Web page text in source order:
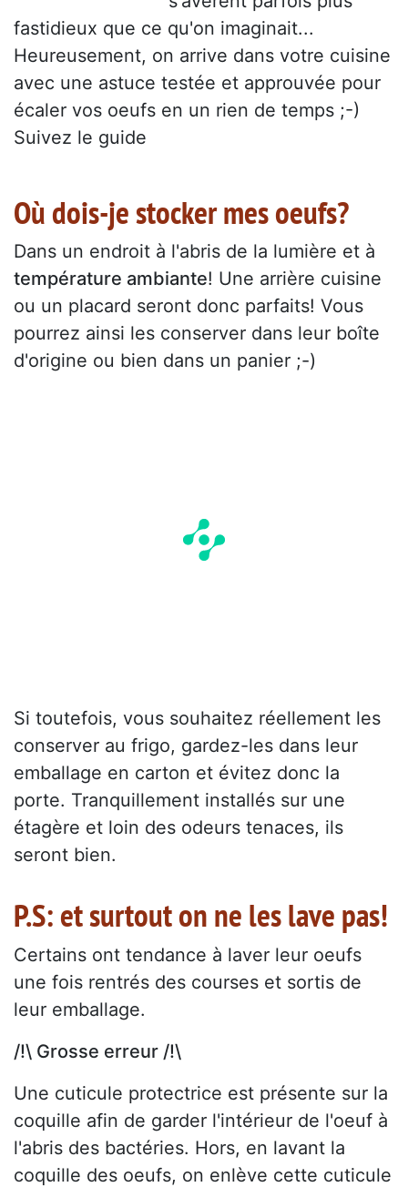
fastidieux que ce qu'on imaginait...
Heureusement, on arrive dans votre cuisine
avec une astuce testée et approuvée pour
écaler vos oeufs en un rien de temps ;-)
Suivez le guide
Où dois-je stocker mes oeufs?
Dans un endroit à l'abris de la lumière et à
température ambiante! Une arrière cuisine
ou un placard seront donc parfaits! Vous
pourrez ainsi les conserver dans leur boîte
d'origine ou bien dans un panier ;-)
Si toutefois, vous souhaitez réellement les
conserver au frigo, gardez-les dans leur
emballage en carton et évitez donc la
porte. Tranquillement installés sur une
étagère et loin des odeurs tenaces, ils
seront bien.
P.S: et surtout on ne les lave pas!
Certains ont tendance à laver leur oeufs
une fois rentrés des courses et sortis de
leur emballage.
/!\ Grosse erreur /!\
Une cuticule protectrice est présente sur la
coquille afin de garder l'intérieur de l'oeuf à
l'abris des bactéries. Hors, en lavant la
coquille des oeufs, on enlève cette cuticule